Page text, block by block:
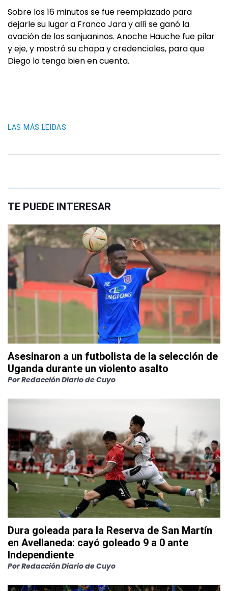
Sobre los 16 minutos se fue reemplazado para
dejarle su lugar a Franco Jara y allí se ganó la
ovación de los sanjuaninos. Anoche Hauche fue pilar
y eje, y mostró su chapa y credenciales, para que
Diego lo tenga bien en cuenta.
LAS MÁS LEIDAS
TE PUEDE INTERESAR
Asesinaron a un futbolista de la selección de
Uganda durante un violento asalto
PorRedacción Diario de Cuyo
Dura goleada para la Reserva de San Martín
en Avellaneda: cayó goleado 9 a 0 ante
Independiente
PorRedacción Diario de Cuyo